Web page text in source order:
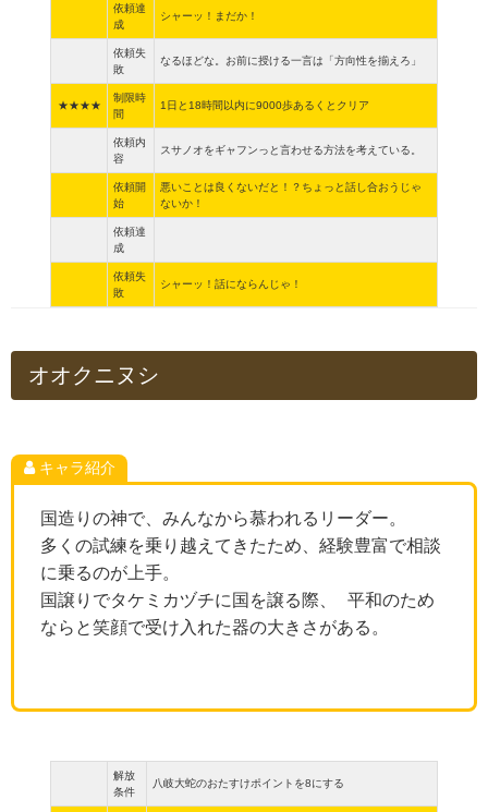
依頼達
成
シャーッ！まだか！
依頼失
敗
なるほどな。お前に授ける一言は「方向性を揃えろ」
★★★★
制限時
間
1日と18時間以内に9000歩あるくとクリア
依頼内
容
スサノオをギャフンっと言わせる方法を考えている。
依頼開
始
悪いことは良くないだと！？ちょっと話し合おうじゃ
ないか！
依頼達
成
依頼失
敗
シャーッ！話にならんじゃ！
オオクニヌシ
キャラ紹介
国造りの神で、みんなから慕われるリーダー。
多くの試練を乗り越えてきたため、経験豊富で相談
に乗るのが上手。
国譲りでタケミカヅチに国を譲る際、 平和のため
ならと笑顔で受け入れた器の大きさがある。
解放
条件
八岐大蛇のおたすけポイントを8にする